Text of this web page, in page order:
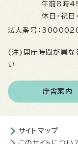
午前8時
休日・祝日
法人番号：
(注)開庁時間が異な
い
庁舎案内
サイトマップ